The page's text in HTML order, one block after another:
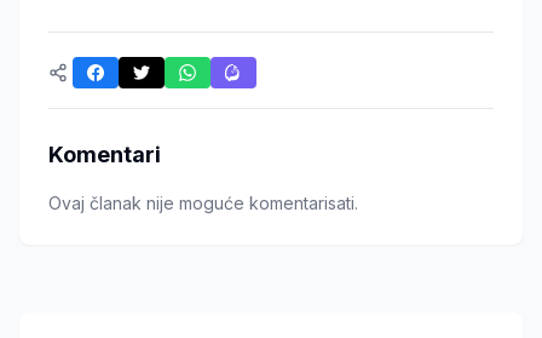
Komentari
Ovaj članak nije moguće komentarisati.